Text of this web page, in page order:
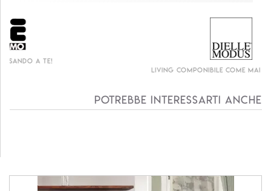
Living componibile come mai prima d'ora!
Potrebbe interessarti anche